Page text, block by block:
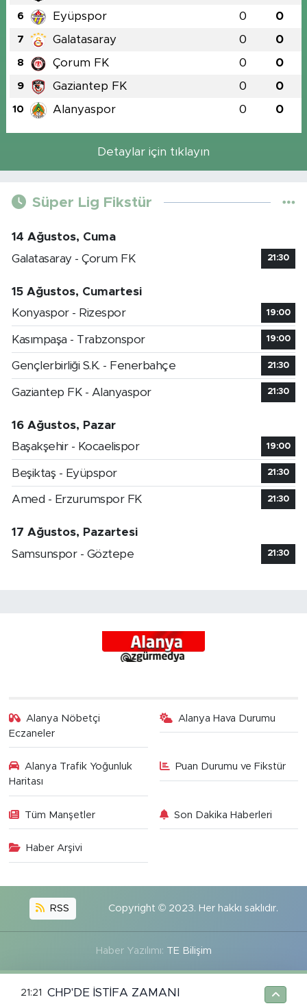
6 Eyüpspor 0 0
7 Galatasaray 0 0
8 Çorum FK 0 0
9 Gaziantep FK 0 0
10 Alanyaspor 0 0
Detaylar için tıklayın
Süper Lig Fikstür
14 Ağustos, Cuma
Galatasaray - Çorum FK
21:30
15 Ağustos, Cumartesi
Konyaspor - Rizespor
19:00
Kasımpaşa - Trabzonspor 19:00
Gençlerbirliği S.K. - Fenerbahçe 21:30
Gaziantep FK - Alanyaspor 21:30
16 Ağustos, Pazar
Başakşehir - Kocaelispor
19:00
Beşiktaş - Eyüpspor 21:30
Amed - Erzurumspor FK 21:30
17 Ağustos, Pazartesi
Samsunspor - Göztepe
21:30
Alanya Nöbetçi
Eczaneler
Alanya Hava Durumu
Alanya Trafik Yoğunluk
Haritası
Puan Durumu ve Fikstür
Tüm Manşetler Son Dakika Haberleri
Haber Arşivi
RSS Copyright © 2023. Her hakkı saklıdır.
Haber Yazılımı: TE Bilişim
21:21 CHP'DE İSTİFA ZAMANI